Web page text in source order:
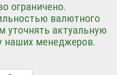
ограничено.
валютного
уточнять актуальную
наших менеджеров.